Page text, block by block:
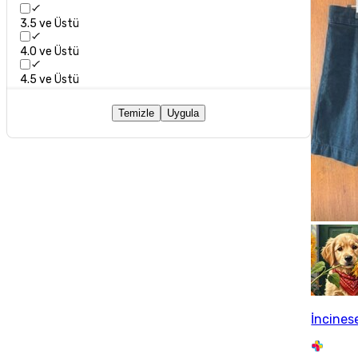
3.5 ve Üstü
4.0 ve Üstü
4.5 ve Üstü
Temizle Uygula